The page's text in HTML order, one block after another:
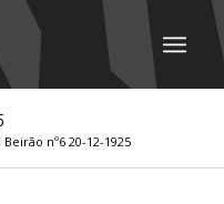
nº6 20-12-1925